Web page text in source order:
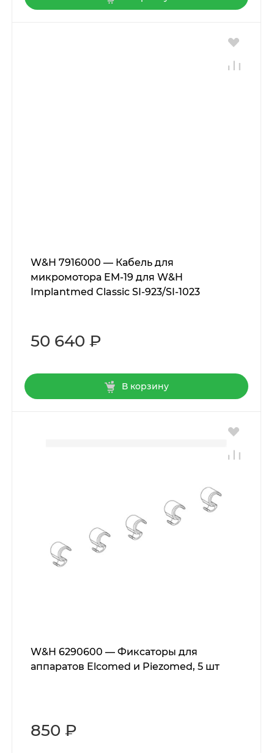
W&H 7916000 — Кабель для
микромотора EM-19 для W&H
Implantmed Classic SI-923/SI-1023
50 640 ₽
В корзину
W&H 6290600 — Фиксаторы для
аппаратов Elcomed и Piezomed, 5 шт
850 ₽